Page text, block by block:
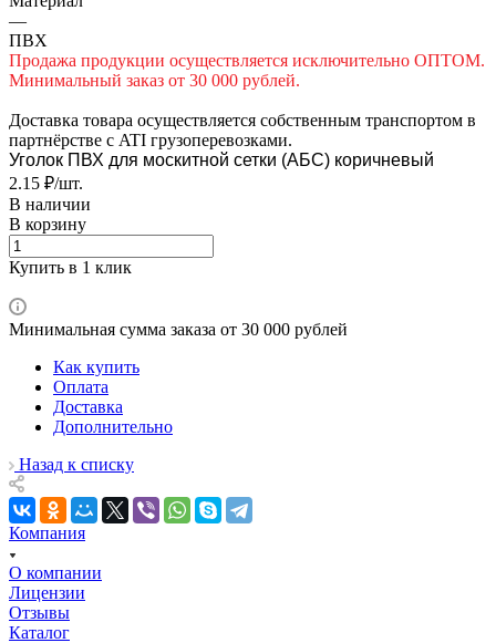
—
ПВХ
Продажа продукции осуществляется исключительно ОПТОМ.
Минимальный заказ от 30 000 рублей.
Доставка товара осуществляется собственным транспортом в
партнёрстве с ATI грузоперевозками.
Уголок ПВХ для москитной сетки (АБС) коричневый
2.15 ₽/шт.
В наличии
В корзину
Купить в 1 клик
Минимальная сумма заказа от 30 000 рублей
Как купить
Оплата
Доставка
Дополнительно
Назад к списку
Компания
О компании
Лицензии
Отзывы
Каталог